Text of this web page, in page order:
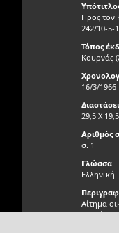
Προς τον
242/10-5-
Τόπος
Κουρνάς
16/3/1966
29,5 Χ 19,5
Αριθμός
σ. 1
Γλώσσα
Ελληνική
Αίτημα